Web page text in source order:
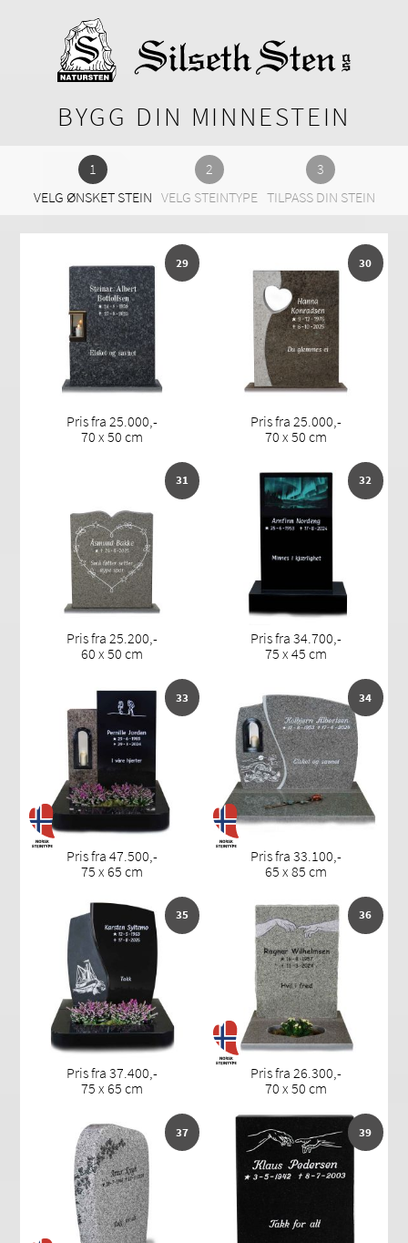
BYGG DIN MINNESTEIN
VELG ØNSKET STEIN VELG STEINTYPE TILPASS DIN STEIN
29
Pris fra 25.000,-
70 x 50 cm
30
Pris fra 25.000,-
70 x 50 cm
31
Pris fra 25.200,-
60 x 50 cm
32
Pris fra 34.700,-
75 x 45 cm
33
Pris fra 47.500,-
75 x 65 cm
34
Pris fra 33.100,-
65 x 85 cm
35
Pris fra 37.400,-
75 x 65 cm
36
Pris fra 26.300,-
70 x 50 cm
37 39